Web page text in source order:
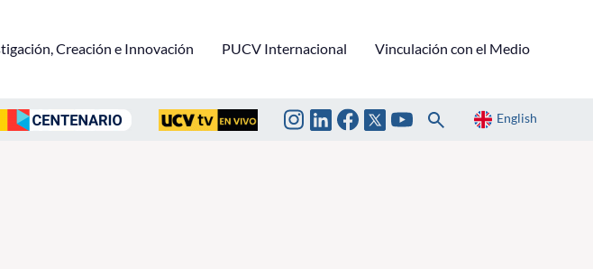
Creación e Innovación PUCV Internacional Vinculación con el Medio
English